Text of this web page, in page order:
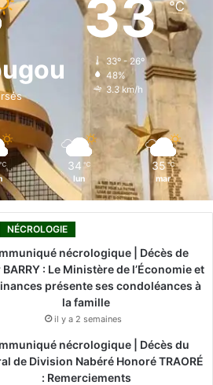
i
n
a
g
r
o
k
33℃
33º - 26º
48%
3.3 km/h
℃ 34 ℃
lun
35 ℃
mar
NÉCROLOGIE
nécrologique | Décès de
BARRY : Le Ministère de l’Économie et
présente ses condoléances à
la famille
il y a 2 semaines
nécrologique | Décès du
de Division Nabéré Honoré TRAORÉ
: Remerciements